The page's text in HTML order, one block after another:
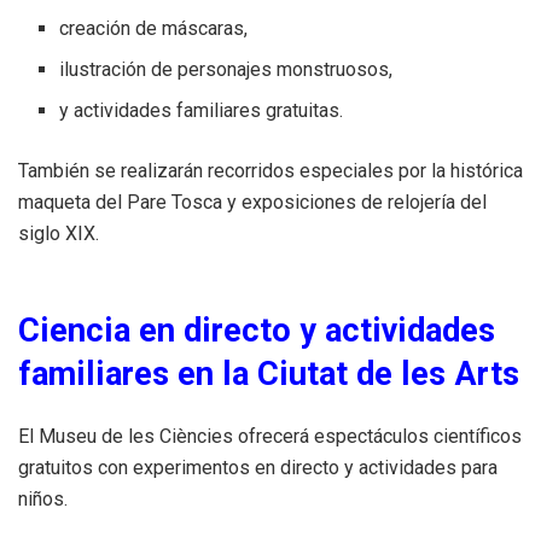
creación de máscaras,
ilustración de personajes monstruosos,
y actividades familiares gratuitas.
También se realizarán recorridos especiales por la histórica
maqueta del Pare Tosca y exposiciones de relojería del
siglo XIX.
Ciencia en directo y actividades
familiares en la Ciutat de les Arts
El Museu de les Ciències ofrecerá espectáculos científicos
gratuitos con experimentos en directo y actividades para
niños.